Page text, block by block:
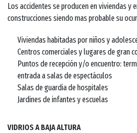
Los accidentes se producen en viviendas y
construcciones siendo mas probable su
Viviendas habitadas por niños y
Centros comerciales y lugares de gran
Puntos de recepción y/o encuentro:
entrada a salas de espectáculos
Salas de guardia de hospitales
Jardines de infantes y escuelas
VIDRIOS A BAJA ALTURA